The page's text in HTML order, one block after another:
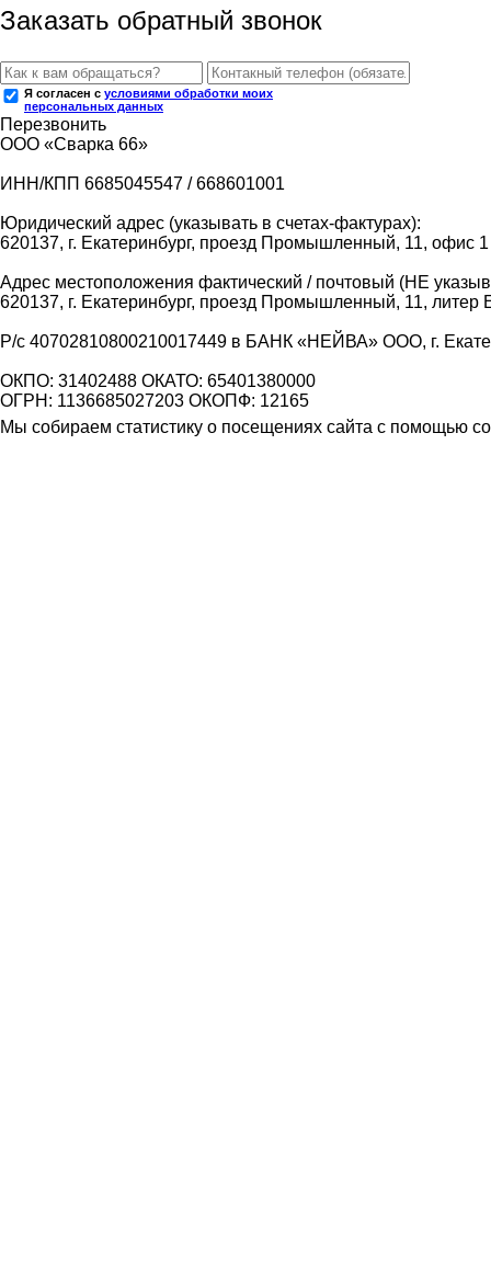
Заказать обратный звонок
Я согласен с условиями обработки моих
персональных данных
Перезвонить
ООО «Сварка 66»
ИНН/КПП 6685045547 / 668601001
Юридический адрес (указывать в счетах-фактурах):
620137, г. Екатеринбург, проезд Промышленный, 11, офис 1
Адрес местоположения фактический / почтовый (НЕ
620137, г. Екатеринбург, проезд Промышленный, 11, литер
Р/с 40702810800210017449 в БАНК «НЕЙВА» ООО, г.
ОКПО: 31402488 ОКАТО: 65401380000
ОГРН: 1136685027203 ОКОПФ: 12165
Мы собираем статистику о посещениях сайта с помощью